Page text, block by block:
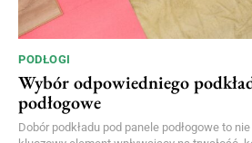
PODŁOGI
Wybór odpowiedniego
podłogowe
Dobór podkładu pod panele podłogowe to